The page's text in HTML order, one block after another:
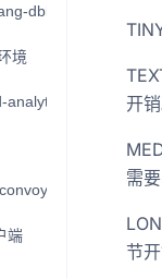
dblog
境
processing-
端
开销
需
节开